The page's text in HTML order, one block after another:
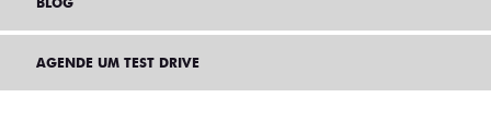
AGENDE UM TEST DRIVE